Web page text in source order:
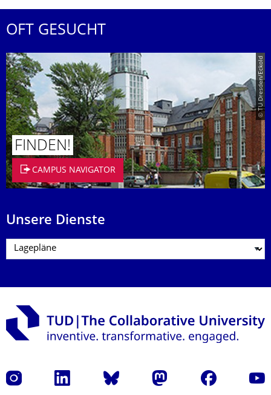
OFT GESUCHT
© TU Dresden/Eckold
FINDEN!
CAMPUS NAVIGATOR
Unsere Dienste
Instagram LinkedIn Bluesky Mastodon Facebook